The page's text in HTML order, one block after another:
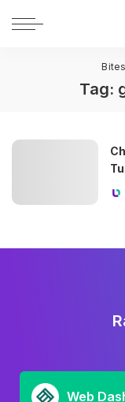
Tag:
Web